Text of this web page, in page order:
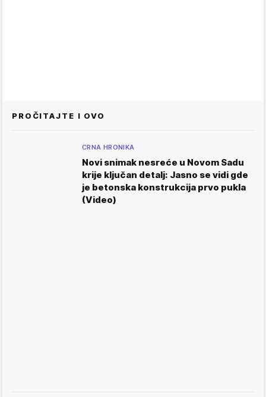
PROČITAJTE I OVO
CRNA HRONIKA
Novi snimak nesreće u Novom Sadu
krije ključan detalj: Jasno se vidi gde
je betonska konstrukcija prvo pukla
(Video)